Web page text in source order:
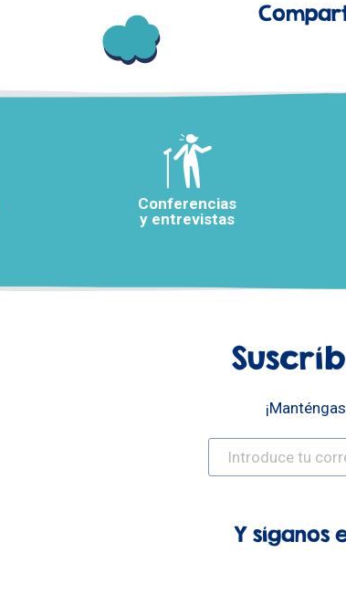
Conferencias
y entrevistas
Y síganos